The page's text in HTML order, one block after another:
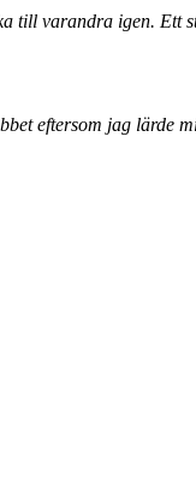
till varandra igen. Ett
eftersom jag lärde